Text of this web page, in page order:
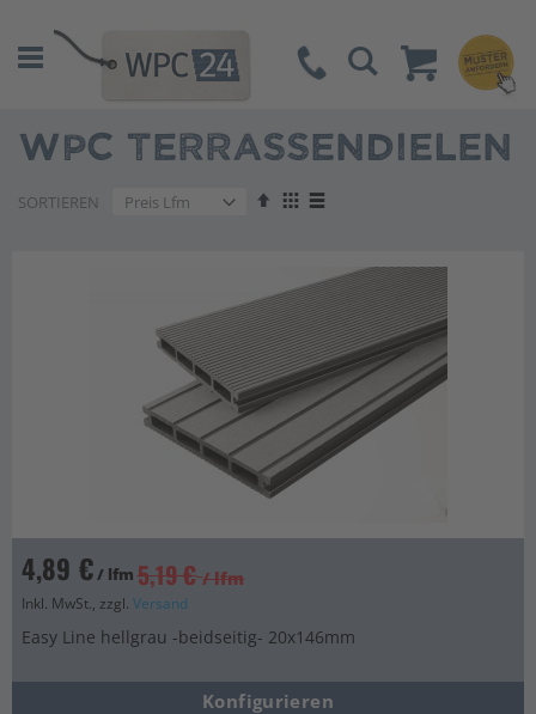
Suche
WPC TERRASSENDIELEN
SORTIEREN
AbsteigendAnzeigen
4,89 €/ lfm 5,19 € / lfm
Inkl. MwSt., zzgl. Versand
Easy Line hellgrau -beidseitig- 20x146mm
Konfigurieren